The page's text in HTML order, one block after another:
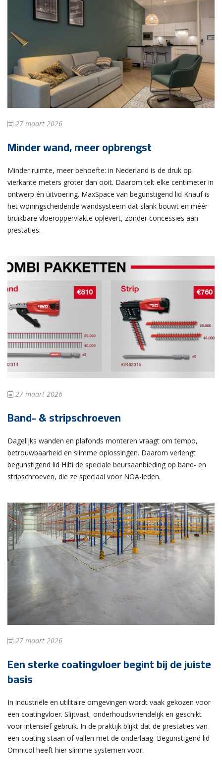
27 maart 2026
Minder wand, meer opbrengst
Minder ruimte, meer behoefte: in Nederland is de druk op
vierkante meters groter dan ooit. Daarom telt elke centimeter in
ontwerp én uitvoering. MaxSpace van begunstigend lid Knauf is
het woningscheidende wandsysteem dat slank bouwt en méér
bruikbare vloeroppervlakte oplevert, zonder concessies aan
prestaties.
27 maart 2026
Band- & stripschroeven
Dagelijks wanden en plafonds monteren vraagt om tempo,
betrouwbaarheid en slimme oplossingen. Daarom verlengt
begunstigend lid Hilti de speciale beursaanbieding op band- en
stripschroeven, die ze speciaal voor NOA-leden.
27 maart 2026
Een sterke coatingvloer begint bij de juiste
basis
In industriële en utilitaire omgevingen wordt vaak gekozen voor
een coatingvloer. Slijtvast, onderhoudsvriendelijk en geschikt
voor intensief gebruik. In de praktijk blijkt dat de prestaties van
een coating staan of vallen met de onderlaag. Begunstigend lid
Omnicol heeft hier slimme systemen voor.